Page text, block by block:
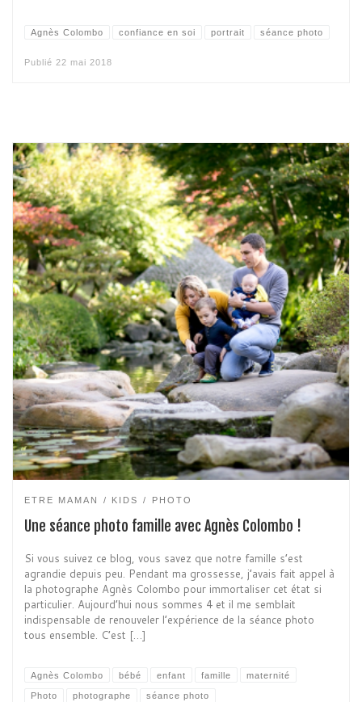
Agnès Colombo confiance en soi portrait séance photo
Publié 22 mai 2018
ETRE MAMAN KIDS PHOTO
Une séance photo famille avec Agnès Colombo !
Si vous suivez ce blog, vous savez que notre famille s’est
agrandie depuis peu. Pendant ma grossesse, j’avais fait appel à
la photographe Agnès Colombo pour immortaliser cet état si
particulier. Aujourd’hui nous sommes 4 et il me semblait
indispensable de renouveler l’expérience de la séance photo
tous ensemble. C’est […]
Agnès Colombo bébé enfant famille maternité
Photo photographe séance photo